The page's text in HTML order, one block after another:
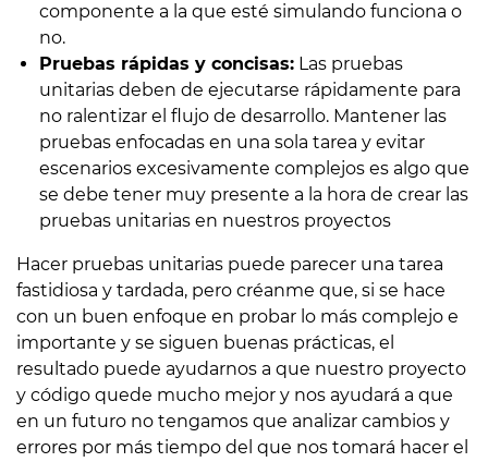
componente a la que esté simulando funciona o
no.
Pruebas rápidas y concisas:Las pruebas
unitarias deben de ejecutarse rápidamente para
no ralentizar el flujo de desarrollo. Mantener las
pruebas enfocadas en una sola tarea y evitar
escenarios excesivamente complejos es algo que
se debe tener muy presente a la hora de crear las
pruebas unitarias en nuestros proyectos
Hacer pruebas unitarias puede parecer una tarea
fastidiosa y tardada, pero créanme que, si se hace
con un buen enfoque en probar lo más complejo e
importante y se siguen buenas prácticas, el
resultado puede ayudarnos a que nuestro proyecto
y código quede mucho mejor y nos ayudará a que
en un futuro no tengamos que analizar cambios y
errores por más tiempo del que nos tomará hacer el